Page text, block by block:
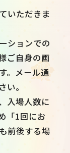
いただきま
ションでの
ご自身の画
。メール通
。
入場人数に
「1回にお
前後する場